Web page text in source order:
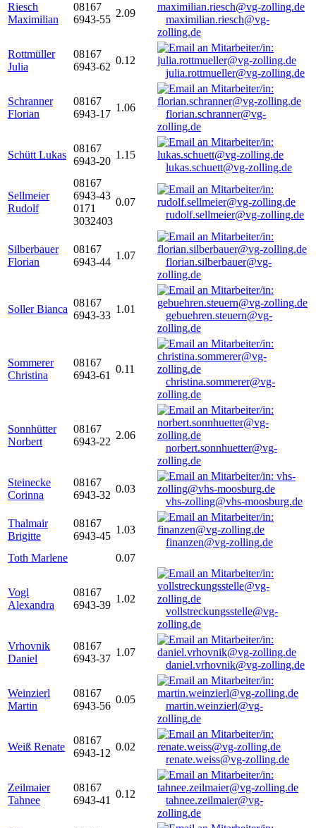
Riesch
Maximilian
08167
6943-55
2.09
maximilian.riesch@vg-
zolling.de
Rottmüller
Julia
08167
6943-62
0.12
julia.rottmueller@vg-zolling.de
Schranner
Florian
08167
6943-17
1.06
florian.schranner@vg-
zolling.de
Schütt Lukas
08167
6943-20
1.15
lukas.schuett@vg-zolling.de
Sellmeier
Rudolf
08167
6943-43
0171
3032403
0.07
rudolf.sellmeier@vg-zolling.de
Silberbauer
Florian
08167
6943-44
1.07
florian.silberbauer@vg-
zolling.de
Soller Bianca
08167
6943-33
1.01
gebuehren.steuern@vg-
zolling.de
Sommerer
Christina
08167
6943-61
0.11
christina.sommerer@vg-
zolling.de
Sonnhütter
Norbert
08167
6943-22
2.06
norbert.sonnhuetter@vg-
zolling.de
Steinecke
Corinna
08167
6943-32
0.03
vhs-zolling@vhs-moosburg.de
Thalmair
Brigitte
08167
6943-45
1.03
finanzen@vg-zolling.de
Toth Marlene
0.07
Vogl
Alexandra
08167
6943-39
1.02
vollstreckungsstelle@vg-
zolling.de
Vrhovnik
Daniel
08167
6943-37
1.07
daniel.vrhovnik@vg-zolling.de
Weinzierl
Martin
08167
6943-56
0.05
martin.weinzierl@vg-
zolling.de
Weiß Renate
08167
6943-12
0.02
renate.weiss@vg-zolling.de
Zeilmaier
Tahnee
08167
6943-41
0.12
tahnee.zeilmaier@vg-
zolling.de